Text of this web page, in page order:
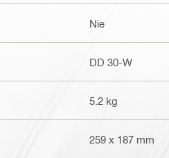
Nie
DD 30-W
5.2 kg
259 x 187 mm